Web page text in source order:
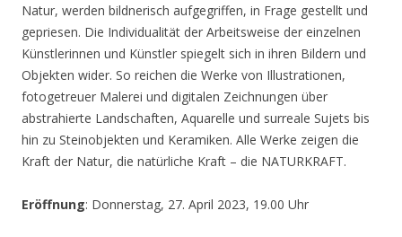
Natur, werden bildnerisch aufgegriffen, in Frage gestellt und
gepriesen. Die Individualität der Arbeitsweise der einzelnen
Künstlerinnen und Künstler spiegelt sich in ihren Bildern und
Objekten wider. So reichen die Werke von Illustrationen,
fotogetreuer Malerei und digitalen Zeichnungen über
abstrahierte Landschaften, Aquarelle und surreale Sujets bis
hin zu Steinobjekten und Keramiken. Alle Werke zeigen die
Kraft der Natur, die natürliche Kraft – die NATURKRAFT.
Eröffnung: Donnerstag, 27. April 2023, 19.00 Uhr